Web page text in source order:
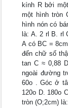
kính R bởi
một hình tròn
hình nón có
là: A. 2 rl B. rl
A có BC =
đến chữ số
tan C ≈ 0,88
ngoài đường
60o . Góc ở
120o D. 180o
tròn (O;2cm)